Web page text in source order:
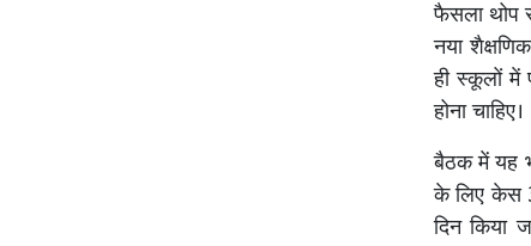
फैसला थोप
नया
ही स्कूलों में
होना चाहिए।
बैठक में यह
के लिए केस 3
दिन किया